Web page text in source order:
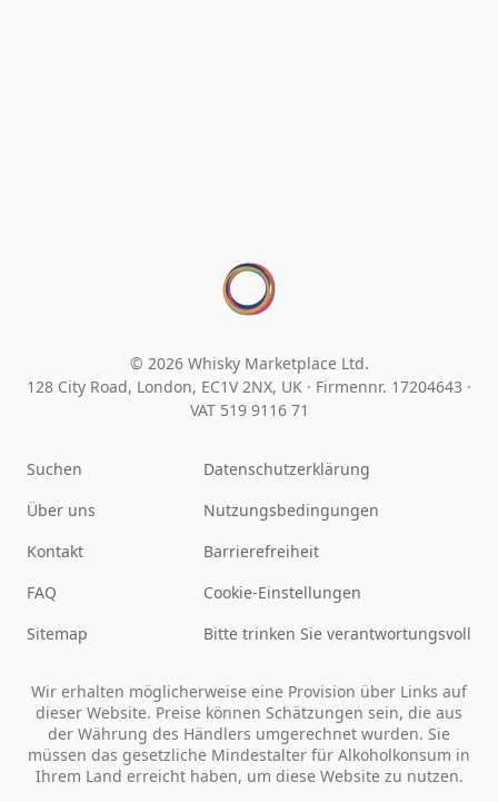
© 2026 Whisky Marketplace Ltd.
128 City Road, London, EC1V 2NX, UK · Firmennr. 17204643 ·
VAT 519 9116 71
Suchen
Über uns
Kontakt
FAQ
Sitemap
Datenschutzerklärung
Nutzungsbedingungen
Barrierefreiheit
Cookie-Einstellungen
Bitte trinken Sie verantwortungsvoll
Wir erhalten möglicherweise eine Provision über Links auf
dieser Website. Preise können Schätzungen sein, die aus
der Währung des Händlers umgerechnet wurden. Sie
müssen das gesetzliche Mindestalter für Alkoholkonsum in
Ihrem Land erreicht haben, um diese Website zu nutzen.